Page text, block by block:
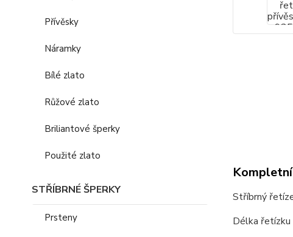
Přívěsky
Náramky
Bílé zlato
Růžové zlato
Briliantové šperky
Použité zlato
STŘÍBRNÉ ŠPERKY
Prsteny
Stříbrný
Délka řetízku